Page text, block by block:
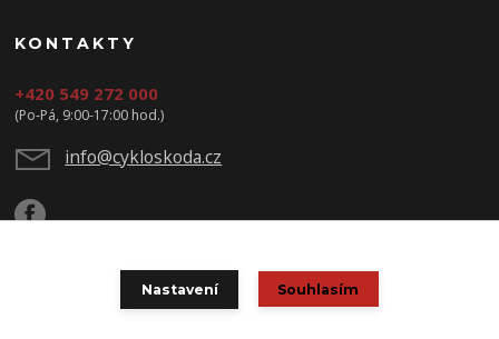
KONTAKTY
+420 549 272 000
(Po-Pá, 9:00-17:00 hod.)
info@cykloskoda.cz
Nastavení Souhlasím